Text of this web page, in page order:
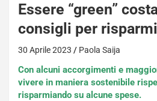
Essere “green”
consigli per
30 Aprile 2023 Paola Saija
Con alcuni accorgimenti e
vivere in maniera sostenibile
risparmiando su alcune spese.